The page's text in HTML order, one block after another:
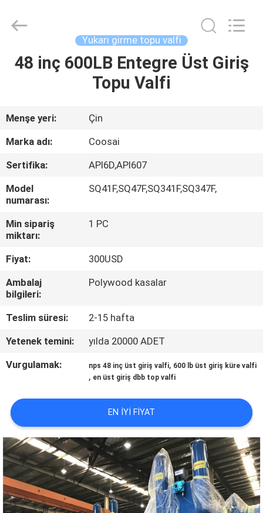
EVDE
BIZIM
HAKKIMIZDA
FABRIKA
TURU
KALITE
BIZIMLE
HABERLER
BIR
İNDIRIM
İSTE
SITE
HARITASI
group.
Yukarı girme topu valfi
48 inç 600LB Entegre Üst Giriş
Topu Valfi
Menşe yeri:
Çin
Marka adı:
Coosai
Sertifika:
API6D,API607
Model
numarası:
SQ41F,SQ47F,SQ341F,SQ347F,
Min sipariş
miktarı:
1 PC
Fiyat:
300USD
Ambalaj
bilgileri:
Polywood kasalar
Teslim süresi:
2-15 hafta
Yetenek temini:
yılda 20000 ADET
Vurgulamak:
nps 48 inç üst giriş valfi, 600 lb üst giriş küre valfi
, en üst giriş dbb top valfi
EN IYI FIYAT